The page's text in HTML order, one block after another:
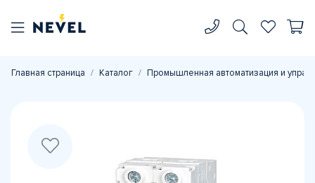
Главная страница Каталог Промышленная автоматизация и